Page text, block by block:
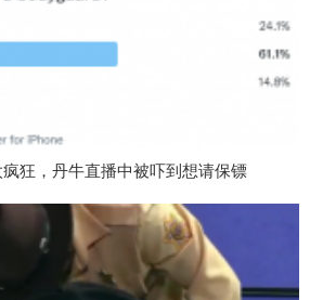
疯狂，丹牛直播中被吓到想请保镖